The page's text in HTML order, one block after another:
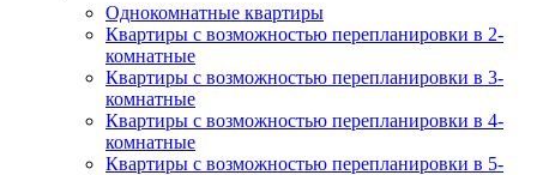
Однокомнатные квартиры
Квартиры с возможностью перепланировки в 2-
комнатные
Квартиры с возможностью перепланировки в 3-
комнатные
Квартиры с возможностью перепланировки в 4-
комнатные
Квартиры с возможностью перепланировки в 5-